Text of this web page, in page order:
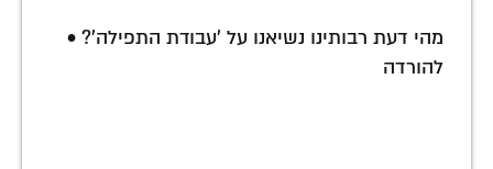
מהי דעת רבותינו נשיאנו על 'עבודת התפילה'? •
להורדה